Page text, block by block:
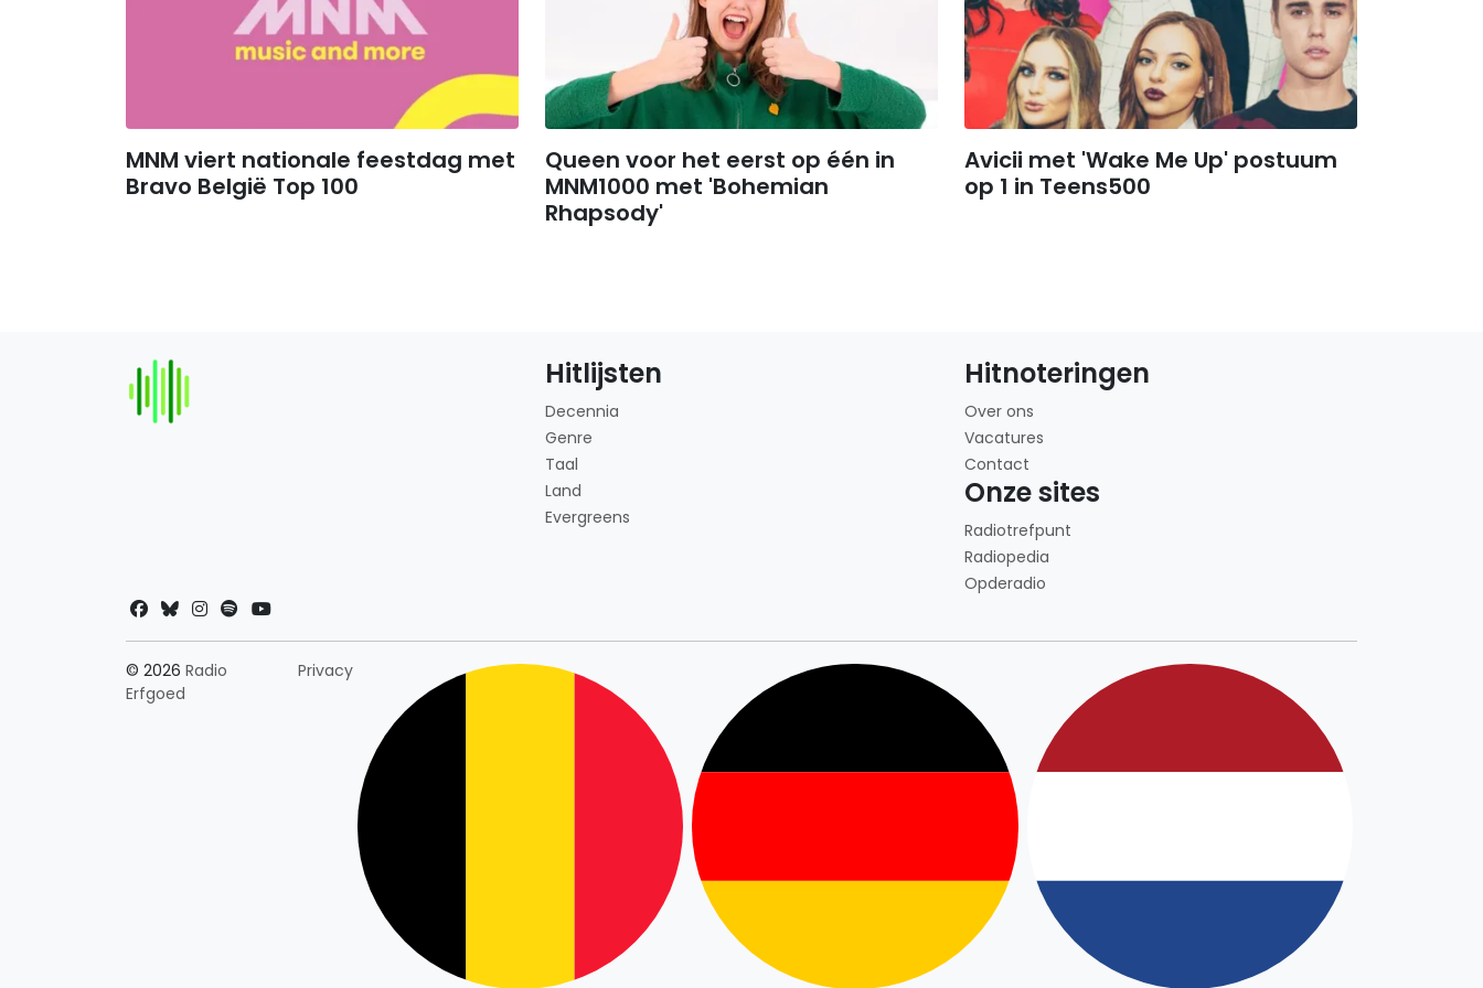
MNM viert nationale feestdag met
Bravo België Top 100
Queen voor het eerst op één in
MNM1000 met 'Bohemian
Rhapsody'
Avicii met 'Wake Me Up' postuum
op 1 in Teens500
Hitlijsten
Decennia
Genre
Taal
Land
Evergreens
Hitnoteringen
Over ons
Vacatures
Contact
Onze sites
Radiotrefpunt
Radiopedia
Opderadio
© 2026 Radio
Erfgoed
PrivacyLandkeuze